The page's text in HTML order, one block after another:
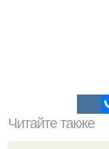
Читайте также